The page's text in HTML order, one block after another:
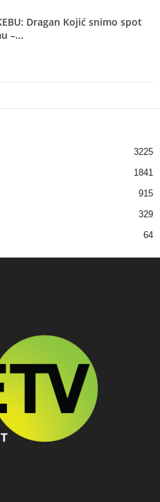
Dragan Kojić snimo spot
–...
3225
1841
915
329
64